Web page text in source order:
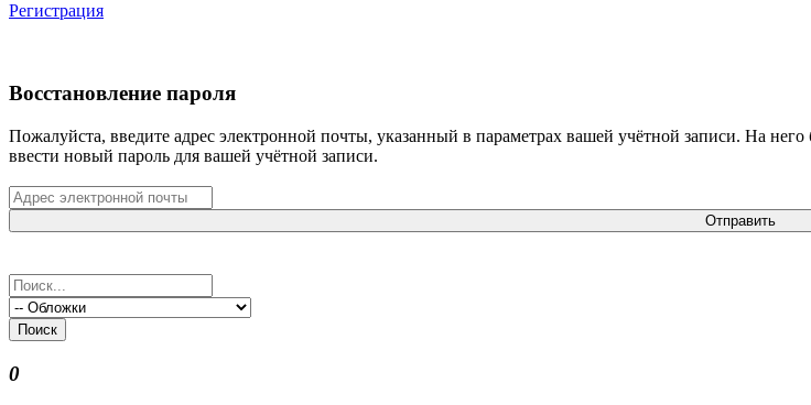
Регистрация
Восстановление пароля
Пожалуйста, введите адрес электронной почты, указанный в параметрах вашей учётной записи. На
ввести новый пароль для вашей учётной записи.
Отправить
Поиск
0